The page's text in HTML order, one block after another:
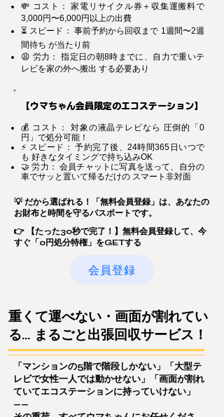
💸 コスト： 家電リサイクル券＋収集運搬料で
3,000円〜6,000円以上の出費
⏳ スピード： 事前予約から回収まで 1週間〜2週
間待ち が当たり前
😩 労力： 指定日の朝8時までに、自力で重いテ
レビを家の外へ搬出 する必要あり
【ウマちゃん会員限定のエコステーション】
💰 コスト： 対象の液晶テレビなら 圧倒的「0
円」で処分可能！
⚡ スピード： 予約完了後、24時間365日いつで
も 好きなタイミングで持ち込みOK
🤝 労力： 会員チャットに写真を送って、自分の
車でサッと置いて帰るだけの スマート非対面
💡 だから選ばれる！「無料会員登録」は、あなたの
お財布と時間を守るパスポートです。
👉 【たった30秒で完了！】無料会員登録して、今
すぐ「0円処分特権」をGETする
会員登録
重くて運べない・画面が割れてい
る… まるごと出張回収サービス！
「マンションの5階で階段しかない」「大型テ
レビで女性一人では動かせない」「画面が割れ
ていてエコステーションに持っていけない」
——